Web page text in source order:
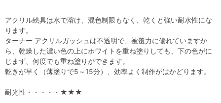
アクリル絵具は水で溶け、混色制限もなく、乾くと強い耐水性にな
ります。
ターナー アクリルガッシュは不透明で、被覆力に優れていますか
ら、乾燥した濃い色の上にホワイトを重ね塗りしても、下の色がに
じまず、何度でも重ね塗りができます。
乾きが早く（薄塗りで5～15分）、効率よく制作がはかどります。
耐光性・・・・・★★★